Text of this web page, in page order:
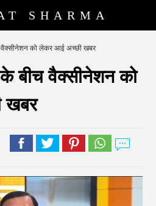
SHARMA
वैक्सीनेशन को लेकर आई अच्छी खबर
के बीच वैक्सीनेशन को
खबर